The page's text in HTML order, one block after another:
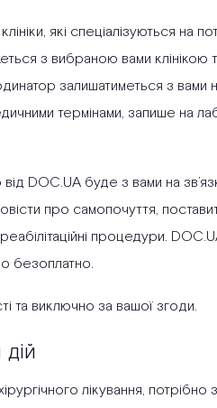
які спеціалізуються на
з вибраною вами клінікою
залишатиметься з вами
термінами, запише на
DOC.UA буде з вами на
про самопочуття,
процедури.
безоплатно.
та виключно за вашої згоди.
лікування,